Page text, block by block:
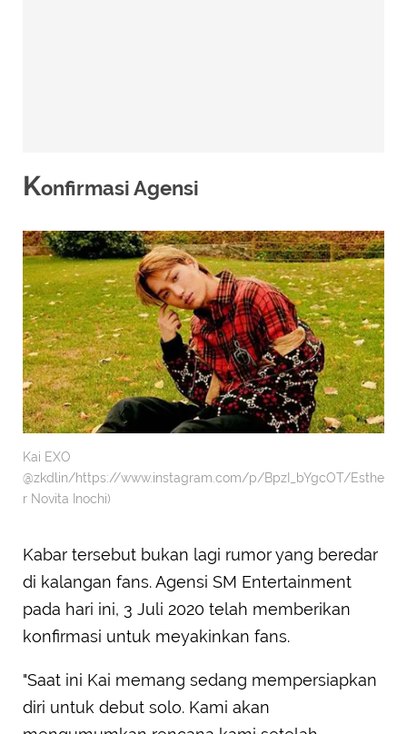
Konfirmasi Agensi
Kai EXO
@zkdlin/https://www.instagram.com/p/BpzI_bYgcOT/Esthe
r Novita Inochi)
Kabar tersebut bukan lagi rumor yang beredar
di kalangan fans. Agensi SM Entertainment
pada hari ini, 3 Juli 2020 telah memberikan
konfirmasi untuk meyakinkan fans.
"Saat ini Kai memang sedang mempersiapkan
diri untuk debut solo. Kami akan